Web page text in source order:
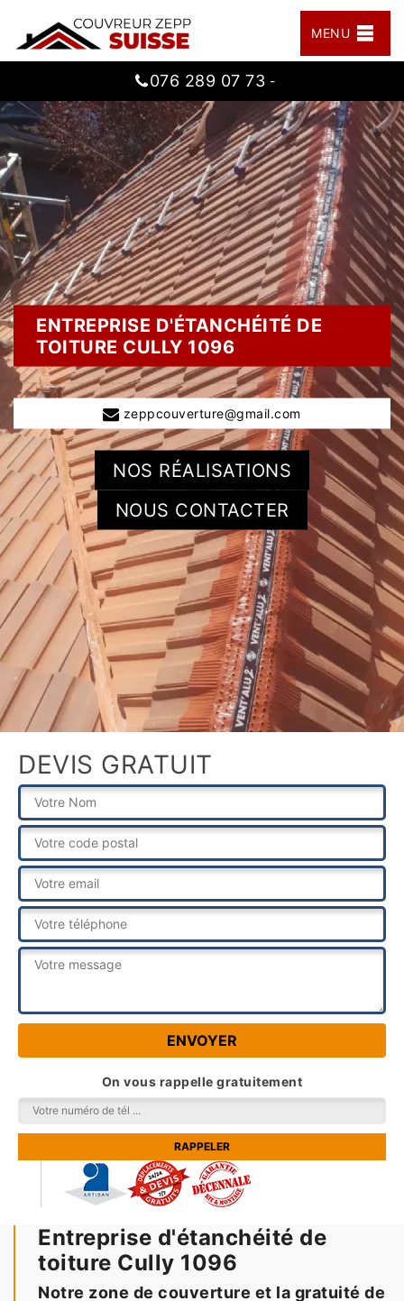
MENU
076 289 07 73 -
ENTREPRISE D'ÉTANCHÉITÉ DE
TOITURE CULLY 1096
zeppcouverture@gmail.com
NOS RÉALISATIONS
NOUS CONTACTER
DEVIS GRATUIT
On vous rappelle gratuitement
Entreprise d'étanchéité de
toiture Cully 1096
Notre zone de couverture et la gratuité de